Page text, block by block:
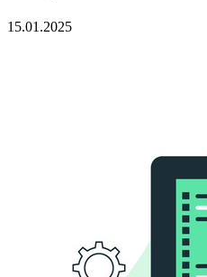
15.01.2025